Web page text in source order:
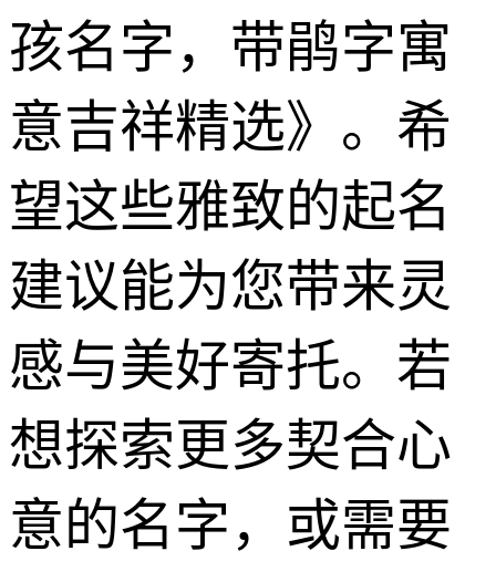
孩名字，带鹃字寓
意吉祥精选》。希
望这些雅致的起名
建议能为您带来灵
感与美好寄托。若
想探索更多契合心
意的名字，或需要